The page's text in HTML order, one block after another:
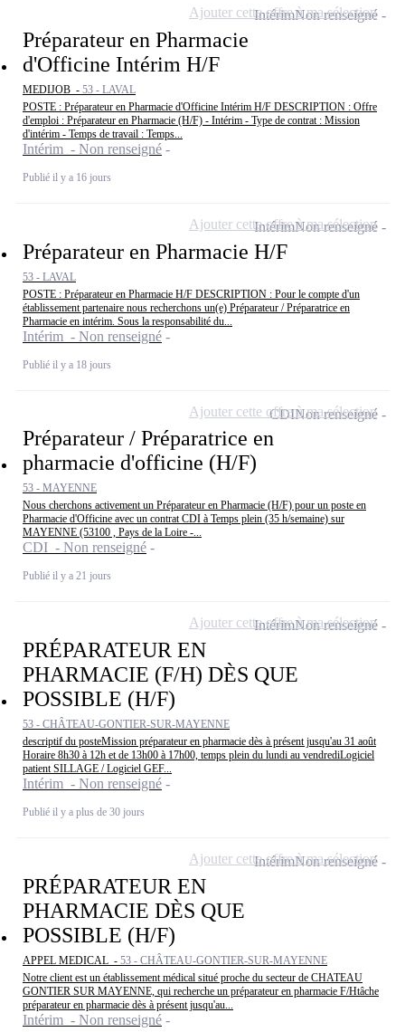
Préparateur en Pharmacie
d'Officine Intérim H/F
MEDIJOB - 53 - LAVAL
POSTE : Préparateur en Pharmacie d'Officine Intérim H/F DESCRIPTION : Offre
d'emploi : Préparateur en Pharmacie (H/F) - Intérim - Type de contrat : Mission
d'intérim - Temps de travail : Temps...
Intérim - Non renseigné
Publié il y a 16 jours
IntérimNon renseigné
Ajouter cette offre à ma sélection
Préparateur en Pharmacie H/F
53 - LAVAL
POSTE : Préparateur en Pharmacie H/F DESCRIPTION : Pour le compte d'un
établissement partenaire nous recherchons un(e) Préparateur / Préparatrice en
Pharmacie en intérim. Sous la responsabilité du...
Intérim - Non renseigné
Publié il y a 18 jours
IntérimNon renseigné
Ajouter cette offre à ma sélection
Préparateur / Préparatrice en
pharmacie d'officine (H/F)
53 - MAYENNE
Nous cherchons activement un Préparateur en Pharmacie (H/F) pour un poste en
Pharmacie d'Officine avec un contrat CDI à Temps plein (35 h/semaine) sur
MAYENNE (53100 , Pays de la Loire -...
CDI - Non renseigné
Publié il y a 21 jours
CDINon renseigné
Ajouter cette offre à ma sélection
PRÉPARATEUR EN
PHARMACIE (F/H) DÈS QUE
POSSIBLE (H/F)
53 - CHÂTEAU-GONTIER-SUR-MAYENNE
descriptif du posteMission préparateur en pharmacie dès à présent jusqu'au 31 août
Horaire 8h30 à 12h et de 13h00 à 17h00, temps plein du lundi au vendrediLogiciel
patient SILLAGE / Logiciel GEF...
Intérim - Non renseigné
Publié il y a plus de 30 jours
IntérimNon renseigné
Ajouter cette offre à ma sélection
PRÉPARATEUR EN
PHARMACIE DÈS QUE
POSSIBLE (H/F)
APPEL MEDICAL - 53 - CHÂTEAU-GONTIER-SUR-MAYENNE
Notre client est un établissement médical situé proche du secteur de CHATEAU
GONTIER SUR MAYENNE, qui recherche un préparateur en pharmacie F/Htâche
préparateur en pharmacie dès à présent jusqu'au...
Intérim - Non renseigné
IntérimNon renseigné
Ajouter cette offre à ma sélection